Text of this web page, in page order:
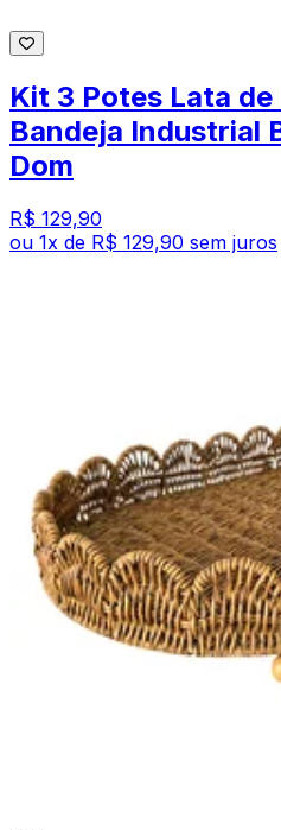
Kit 3 Potes Lata
Bandeja Industrial
Dom
R$ 129,90
ou 1x de R$ 129,90 sem juros